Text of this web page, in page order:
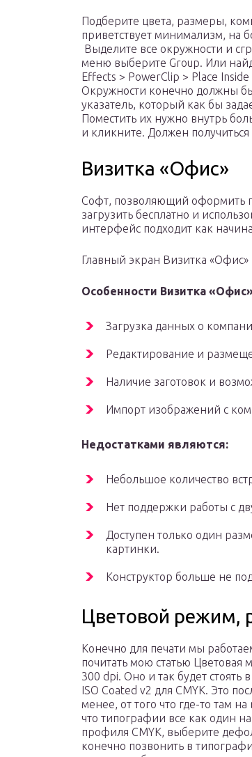
Подберите цвета, размеры,
приветствует минимализм, на
Выделите все окружности и
меню выберите Group. Или
Effects > PowerClip > Place
Окружности конечно должны
указатель, который как бы
Поместить их нужно внутрь
и кликните. Должен получиться
Визитка «Офис»
Софт, позволяющий оформить
загрузить бесплатно и
интерфейс подходит как
Главный экран Визитка «Офис»
Особенности Визитка «Офис»
Загрузка данных о
Редактирование и
Наличие заготовок и
Импорт изображений с
Недостатками являются:
Небольшое количество
Нет поддержки работы с
Доступен только один
картинки.
Конструктор больше не
Цветовой режим,
Конечно для печати мы
почитать мою статью Цветовая
300 dpi. Оно и так будет
ISO Coated v2 для CMYK. Это
менее, от того что где-то там
что типографии все как один
профиля CMYK, выберите
конечно позвонить в